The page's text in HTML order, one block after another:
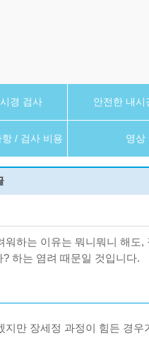
경 검사 안전한 내시
/ 검사 비용 영상
하는 이유는 뭐니뭐니 해도
하는 염려 때문일 것입니다.
만 장세정 과정이 힘든 경우